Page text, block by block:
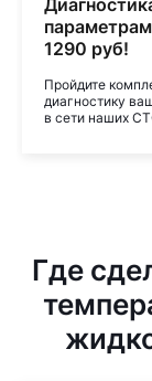
1290 руб!
Пройдите
диагностику
в сети наших
Где